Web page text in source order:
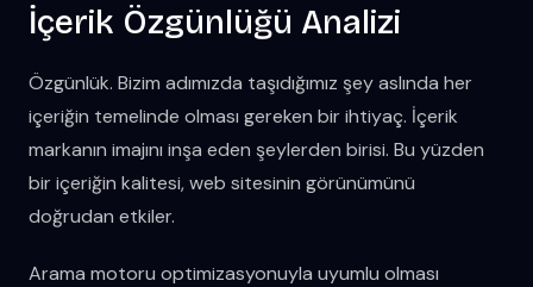
İçerik Özgünlüğü Analizi
Özgünlük. Bizim adımızda taşıdığımız şey aslında her
içeriğin temelinde olması gereken bir ihtiyaç. İçerik
markanın imajını inşa eden şeylerden birisi. Bu yüzden
bir içeriğin kalitesi, web sitesinin görünümünü
doğrudan etkiler.
Arama motoru optimizasyonuyla uyumlu olması